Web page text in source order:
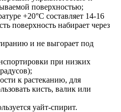
поверхностью;
+20°С составляет 14-16
поверхность набирает через
и не выгорает под
при низких
к растеканию, для
кисть, валик или
уайт-спирит.